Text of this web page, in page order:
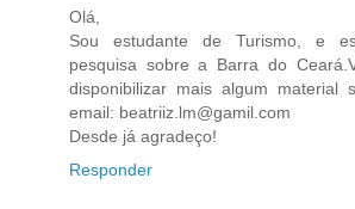
Olá,
Sou estudante de Turismo, e
pesquisa sobre a Barra do
disponibilizar mais algum material
email: beatriiz.lm@gamil.com
Desde já agradeço!
Responder